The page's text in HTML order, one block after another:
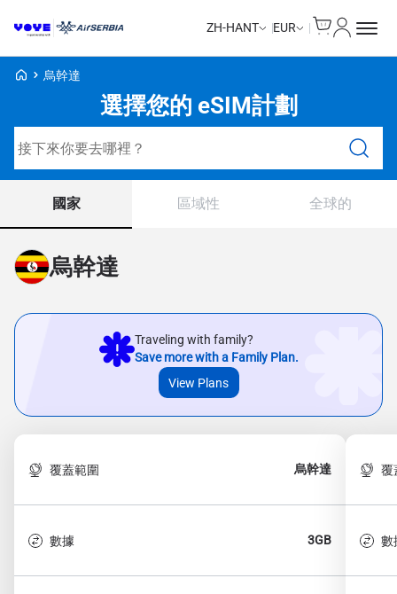
ZH-HANT EUR
Voye Homepage
烏幹達
選擇您的 eSIM計劃
國家 區域性 全球的
烏幹達
Traveling with family?
Save more with a Family Plan.
View Plans
覆蓋範圍 烏幹達
數據 3GB
覆
數